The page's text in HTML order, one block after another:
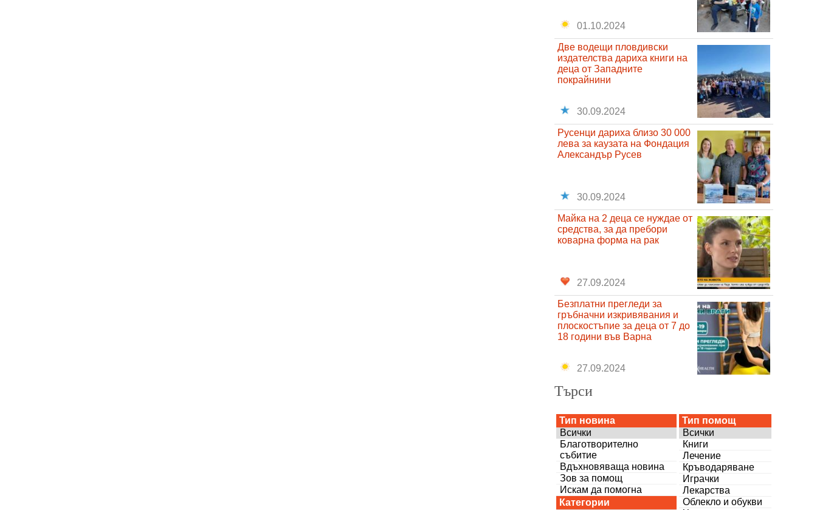
01.10.2024
Две водещи пловдивски
издателства дариха книги на
деца от Западните
покрайнини
30.09.2024
Русенци дариха близо 30 000
лева за каузата на Фондация
Александър Русев
30.09.2024
Майка на 2 деца се нуждае от
средства, за да пребори
коварна форма на рак
27.09.2024
Безплатни прегледи за
гръбначни изкривявания и
плоскостъпие за деца от 7 до
18 години във Варна
27.09.2024
Търси
Тип новина
Всички
Благотворително
събитие
Вдъхновяваща новина
Зов за помощ
Искам да помогна
Категории
Тип помощ
Всички
Книги
Лечение
Кръводаряване
Играчки
Лекарства
Облекло и обукви